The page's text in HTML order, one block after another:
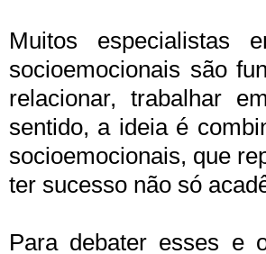
Muitos especialistas
socioemocionais são
relacionar, trabalhar
sentido, a ideia é
socioemocionais, que
ter sucesso não só
Para debater esses e